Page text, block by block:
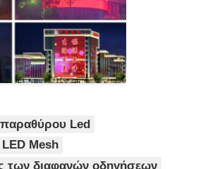
Led
Mesh
των διαφανών οδηγήσεων